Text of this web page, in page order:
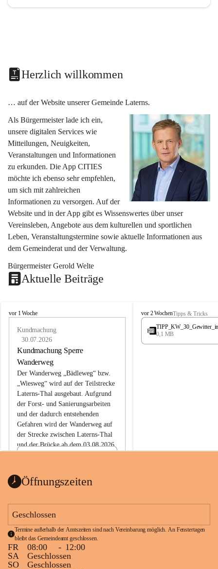
Herzlich willkommen
… auf der Website unserer Gemeinde Laterns.
Als Bürgermeister lade ich ein,
unsere digitalen Services wie
Mitteilungen, Neuigkeiten,
Veranstaltungen und Informationen
zu erkunden. Die App CITIES
möchte ich ebenso sehr empfehlen,
um sich mit zahlreichen
Informationen zu versorgen. Auf der
Website und in der App gibt es Wissenswertes über unser
Vereinsleben, Angebote aus dem kulturellen und sportlichen
Leben, Veranstaltungstermine sowie aktuelle Informationen aus
dem Gemeinderat und der Verwaltung.
Bürgermeister Gerold Welte
Aktuelle Beiträge
L
vor 1 Woche
Kundmachung
30.07.2026
Kundmachung Sperre
Wanderweg
Der Wanderweg „Bädleweg“ bzw.
„Wiesweg“ wird auf der Teilstrecke
Laterns-Thal ausgebaut. Aufgrund
der Forst- und Sanierungsarbeiten
und der dadurch entstehenden
Gefahren wird der Wanderweg auf
der Strecke zwischen Laterns-Thal
und der Brücke ab dem 03.08.2026
ht
1 Seite•0,1 MB
L
a
e
vor 2 WochenTipps & Tricks
0,1 MB
Öffnungszeiten
Geschlossen
Termine außerhalb der Amtszeiten sind nach Vereinbarung möglich. An Fenstertagen
bleibt das Gemeindeamt geschlossen.
FR 08:00 - 12:00
SA
Geschlossen
SO
Geschlossen